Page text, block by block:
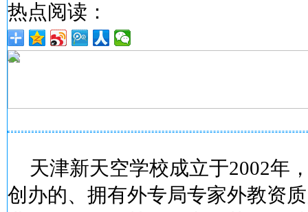
热点阅读：
天津新天空学校成立于2002年
创办的、拥有外专局专家外教资